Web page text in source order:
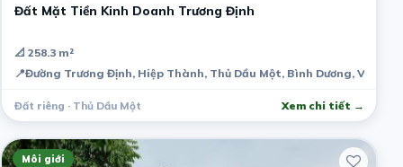
Đất Mặt Tiền Kinh Doanh Trương Định
📐 258.3 m²
📍Đường Trương Định, Hiệp Thành, Thủ Dầu Một, Bình Dương, Việt
Đất riêng · Thủ Dầu Một Xem chi tiết →
Môi giới